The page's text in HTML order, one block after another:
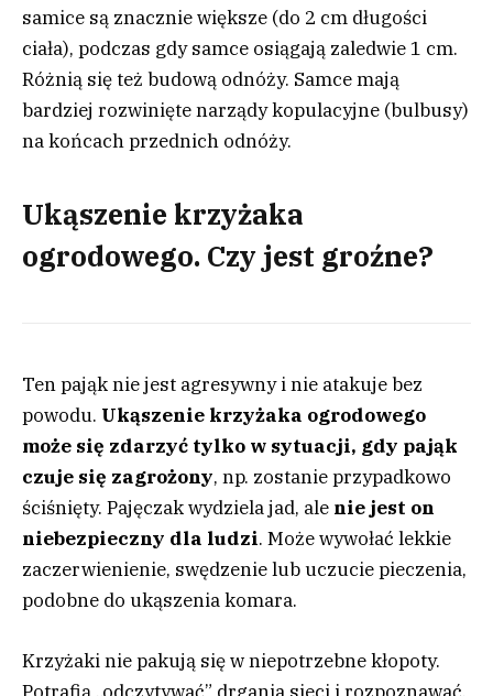
samice są znacznie większe (do 2 cm długości
ciała), podczas gdy samce osiągają zaledwie 1 cm.
Różnią się też budową odnóży. Samce mają
bardziej rozwinięte narządy kopulacyjne (bulbusy)
na końcach przednich odnóży.
Ukąszenie krzyżaka
ogrodowego. Czy jest groźne?
Ten pająk nie jest agresywny i nie atakuje bez
powodu. Ukąszenie krzyżaka ogrodowego
może się zdarzyć tylko w sytuacji, gdy pająk
czuje się zagrożony, np. zostanie przypadkowo
ściśnięty. Pajęczak wydziela jad, ale nie jest on
niebezpieczny dla ludzi. Może wywołać lekkie
zaczerwienienie, swędzenie lub uczucie pieczenia,
podobne do ukąszenia komara.
Krzyżaki nie pakują się w niepotrzebne kłopoty.
Potrafią „odczytywać” drgania sieci i rozpoznawać,